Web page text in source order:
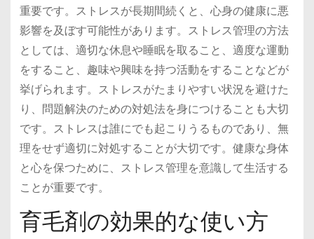
重要です。ストレスが長期間続くと、心身の健康に悪
影響を及ぼす可能性があります。ストレス管理の方法
としては、適切な休息や睡眠を取ること、適度な運動
をすること、趣味や興味を持つ活動をすることなどが
挙げられます。ストレスがたまりやすい状況を避けた
り、問題解決のための対処法を身につけることも大切
です。ストレスは誰にでも起こりうるものであり、無
理をせず適切に対処することが大切です。健康な身体
と心を保つために、ストレス管理を意識して生活する
ことが重要です。
育毛剤の効果的な使い方